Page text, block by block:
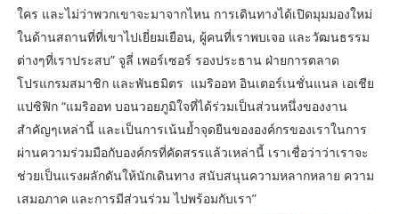
ใคร และไม่ว่าพวกเขาจะมาจากไหน การเดินทางได้เปิดมุมมองใหม่
ในด้านสถานที่ที่เขาไปเยี่ยมเยือน, ผู้คนที่เราพบเจอ และวัฒนธรรม
ต่างๆที่เราประสบ” จูลี่ เพอร์เซอร์ รองประธาน ฝ่ายการตลาด
โปรแกรมสมาชิก และพันธมิตร แมริออท อินเตอร์เนชั่นแนล เอเชีย
แปซิฟิก “แมริออท บอนวอยภูมิใจที่ได้ร่วมเป็นส่วนหนึ่งของงาน
สำคัญๆเหล่านี้ และเป็นการเน้นย้ำจุดยืนขององค์กรของเราในการ
ผ่านความร่วมมือกับองค์กรที่คัดสรรแล้วเหล่านี้ เราเชื่อว่าว่าเราจะ
ช่วยเป็นแรงผลักดันให้นักเดินทาง สนับสนุนความหลากหลาย ความ
เสมอภาค และการมีส่วนร่วม ไปพร้อมกับเรา”